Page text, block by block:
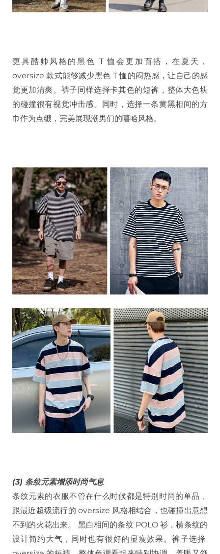
更具酷帅风格的黑色 T 恤会更加百搭，在夏天，
oversize 款式能够减少黑色 T 恤的闷热感，让自己的感
觉更加清爽。裤子同样选择卡其色的短裤，整体大色块
的碰撞很有视觉冲击感。同时，选择一条黄黑相间的方
巾作为点缀，完美展现潮男们的嘻哈风格。
(3) 条纹元素增添时尚气息
条纹元素的衣服不管在什么时候都是特别时尚的单品，
跟最近超级流行的 oversize 风格相结合，也碰撞出意想
不到的火花出来。 黑白相间的条纹 POLO 衫，横条纹的
设计简约大气，同时也有很好的显瘦效果。裤子选择